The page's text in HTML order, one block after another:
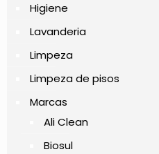
Higiene
Lavanderia
Limpeza
Limpeza de pisos
Marcas
Ali Clean
Biosul